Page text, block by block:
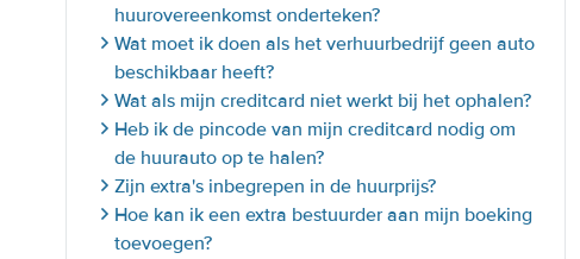
huurovereenkomst onderteken?
Wat moet ik doen als het verhuurbedrijf geen auto
beschikbaar heeft?
Wat als mijn creditcard niet werkt bij het ophalen?
Heb ik de pincode van mijn creditcard nodig om
de huurauto op te halen?
Zijn extra's inbegrepen in de huurprijs?
Hoe kan ik een extra bestuurder aan mijn boeking
toevoegen?